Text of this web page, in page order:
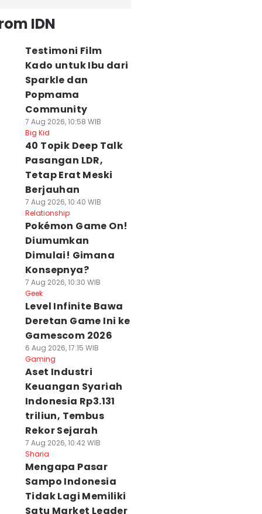
IDN
Testimoni Film
Kado untuk Ibu dari
Sparkle dan
Popmama
Community
7 Aug 2026, 10:58 WIB
Big Kid
40 Topik Deep Talk
Pasangan LDR,
Tetap Erat Meski
Berjauhan
7 Aug 2026, 10:40 WIB
Relationship
Pokémon Game On!
Diumumkan
Dimulai! Gimana
Konsepnya?
7 Aug 2026, 10:30 WIB
Geek
Level Infinite Bawa
Deretan Game Ini ke
Gamescom 2026
6 Aug 2026, 17:15 WIB
Gaming
Aset Industri
Keuangan Syariah
Indonesia Rp3.131
triliun, Tembus
Rekor Sejarah
7 Aug 2026, 10:42 WIB
Sharia
Mengapa Pasar
Sampo Indonesia
Tidak Lagi Memiliki
Satu Market Leader